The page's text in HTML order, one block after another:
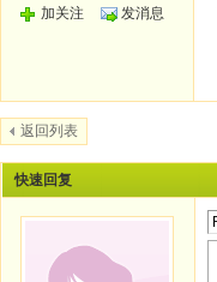
加关注
发消息
返回列表
快速回复